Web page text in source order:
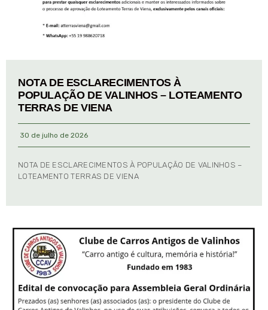
NOTA DE ESCLARECIMENTOS À
POPULAÇÃO DE VALINHOS – LOTEAMENTO
TERRAS DE VIENA
30 de julho de 2026
NOTA DE ESCLARECIMENTOS À POPULAÇÃO DE VALINHOS –
LOTEAMENTO TERRAS DE VIENA